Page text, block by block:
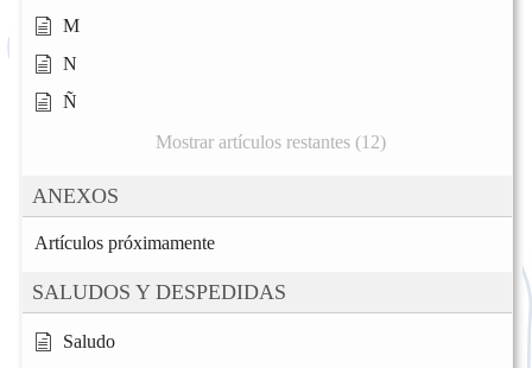
M
N
Ñ
Mostrar artículos restantes (12)
ANEXOS
Artículos próximamente
SALUDOS Y DESPEDIDAS
Saludo